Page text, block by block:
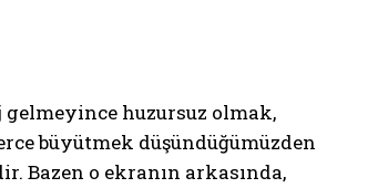
gelmeyince huzursuz olmak,
büyütmek düşündüğümüzden
Bazen o ekranın arkasında,